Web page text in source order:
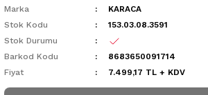
Marka
KARACA
Stok Kodu
153.03.08.3591
Stok Durumu
Barkod Kodu
8683650091714
Fiyat
7.499,17 TL + KDV